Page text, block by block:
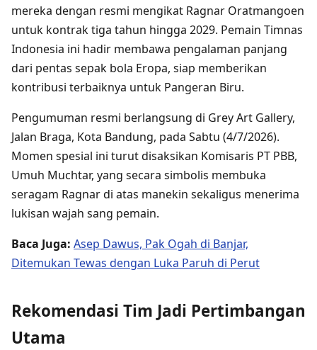
mereka dengan resmi mengikat Ragnar Oratmangoen
untuk kontrak tiga tahun hingga 2029. Pemain Timnas
Indonesia ini hadir membawa pengalaman panjang
dari pentas sepak bola Eropa, siap memberikan
kontribusi terbaiknya untuk Pangeran Biru.
Pengumuman resmi berlangsung di Grey Art Gallery,
Jalan Braga, Kota Bandung, pada Sabtu (4/7/2026).
Momen spesial ini turut disaksikan Komisaris PT PBB,
Umuh Muchtar, yang secara simbolis membuka
seragam Ragnar di atas manekin sekaligus menerima
lukisan wajah sang pemain.
Baca Juga: Asep Dawus, Pak Ogah di Banjar,
Ditemukan Tewas dengan Luka Paruh di Perut
Rekomendasi Tim Jadi Pertimbangan
Utama